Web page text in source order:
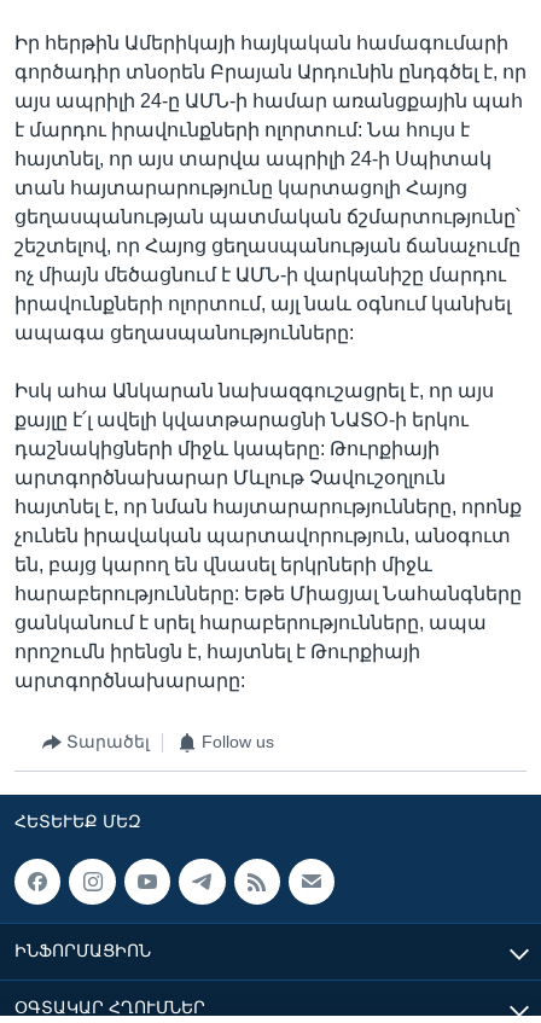
Իր հերթին Ամերիկայի հայկական համագումարի
գործադիր տնօրեն Բրայան Արդունին ընդգծել է, որ
այս ապրիլի 24-ը ԱՄՆ-ի համար առանցքային պահ
է մարդու իրավունքների ոլորտում: Նա հույս է
հայտնել, որ այս տարվա ապրիլի 24-ի Սպիտակ
տան հայտարարությունը կարտացոլի Հայոց
ցեղասպանության պատմական ճշմարտությունը՝
շեշտելով, որ Հայոց ցեղասպանության ճանաչումը
ոչ միայն մեծացնում է ԱՄՆ-ի վարկանիշը մարդու
իրավունքների ոլորտում, այլ նաև օգնում կանխել
ապագա ցեղասպանությունները:
Իսկ ահա Անկարան նախազգուշացրել է, որ այս
քայլը է՛լ ավելի կվատթարացնի ՆԱՏՕ-ի երկու
դաշնակիցների միջև կապերը: Թուրքիայի
արտգործնախարար Մևլութ Չավուշօղլուն
հայտնել է, որ նման հայտարարությունները, որոնք
չունեն իրավական պարտավորություն, անօգուտ
են, բայց կարող են վնասել երկրների միջև
հարաբերությունները: Եթե Միացյալ Նահանգները
ցանկանում է սրել հարաբերությունները, ապա
որոշումն իրենցն է, հայտնել է Թուրքիայի
արտգործնախարարը:
Տարածել Follow us
ՀԵՏԵՒԵՔ ՄԵԶ
ԻՆՖՈՐՄԱՑԻՈՆ
ՕԳՏԱԿԱՐ ՀՂՈՒՄՆԵՐ